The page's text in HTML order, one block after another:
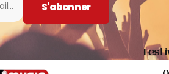
S'abonner